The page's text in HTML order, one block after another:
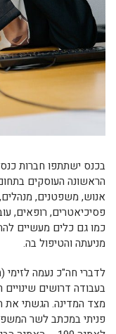
בכנס ישתתפו חברות
הראשונה העוסקים
אנוש, משפטנים,
פסיכיאטרים, רופאים,
כמו גם כלים מעשיים
מניעתה והטיפול בה.
לדברי חה"כ נעמה
בעבודה דרושים שינויים
מצד המדינה. הגשתי את
פניתי במכתב לשר